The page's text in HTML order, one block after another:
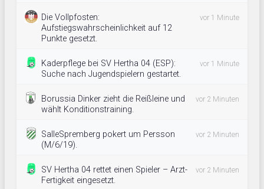
Die Vollpfosten:
Aufstiegswahrscheinlichkeit auf 12
Punkte gesetzt.
vor 1 Minute
Kaderpflege bei SV Hertha 04 (ESP):
Suche nach Jugendspielern gestartet.
vor 1 Minute
Borussia Dinker zieht die Reißleine und
wählt Konditionstraining.
vor 2 Minuten
SalleSpremberg pokert um Persson
(M/6/19).
vor 2 Minuten
SV Hertha 04 rettet einen Spieler – Arzt-
Fertigkeit eingesetzt.
vor 2 Minuten